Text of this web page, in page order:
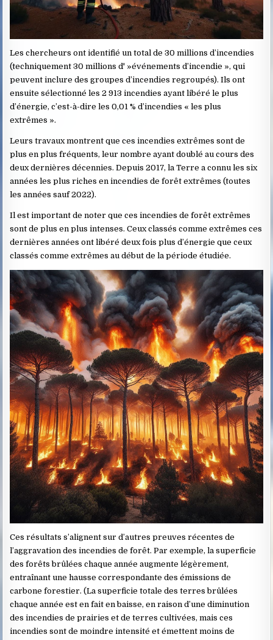
Les chercheurs ont identifié un total de 30 millions d’incendies
(techniquement 30 millions d' »événements d’incendie », qui
peuvent inclure des groupes d’incendies regroupés). Ils ont
ensuite sélectionné les 2 913 incendies ayant libéré le plus
d’énergie, c’est-à-dire les 0,01 % d’incendies « les plus
extrêmes ».
Leurs travaux montrent que ces incendies extrêmes sont de
plus en plus fréquents, leur nombre ayant doublé au cours des
deux dernières décennies. Depuis 2017, la Terre a connu les six
années les plus riches en incendies de forêt extrêmes (toutes
les années sauf 2022).
Il est important de noter que ces incendies de forêt extrêmes
sont de plus en plus intenses. Ceux classés comme extrêmes ces
dernières années ont libéré deux fois plus d’énergie que ceux
classés comme extrêmes au début de la période étudiée.
Ces résultats s’alignent sur d’autres preuves récentes de
l’aggravation des incendies de forêt. Par exemple, la superficie
des forêts brûlées chaque année augmente légèrement,
entraînant une hausse correspondante des émissions de
carbone forestier. (La superficie totale des terres brûlées
chaque année est en fait en baisse, en raison d’une diminution
des incendies de prairies et de terres cultivées, mais ces
incendies sont de moindre intensité et émettent moins de